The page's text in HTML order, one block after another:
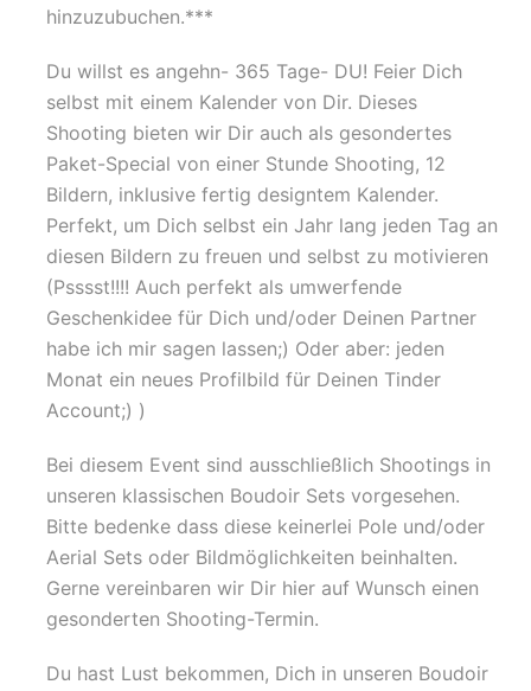
hinzuzubuchen.***
Du willst es angehn- 365 Tage- DU! Feier Dich
selbst mit einem Kalender von Dir. Dieses
Shooting bieten wir Dir auch als gesondertes
Paket-Special von einer Stunde Shooting, 12
Bildern, inklusive fertig designtem Kalender.
Perfekt, um Dich selbst ein Jahr lang jeden Tag an
diesen Bildern zu freuen und selbst zu motivieren
(Psssst!!!! Auch perfekt als umwerfende
Geschenkidee für Dich und/oder Deinen Partner
habe ich mir sagen lassen;) Oder aber: jeden
Monat ein neues Profilbild für Deinen Tinder
Account;) )
Bei diesem Event sind ausschließlich Shootings in
unseren klassischen Boudoir Sets vorgesehen.
Bitte bedenke dass diese keinerlei Pole und/oder
Aerial Sets oder Bildmöglichkeiten beinhalten.
Gerne vereinbaren wir Dir hier auf Wunsch einen
gesonderten Shooting-Termin.
Du hast Lust bekommen, Dich in unseren Boudoir